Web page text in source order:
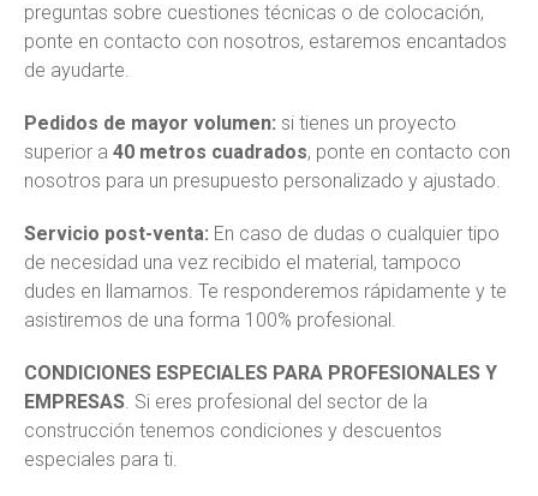
preguntas sobre cuestiones técnicas o de colocación,
ponte en contacto con nosotros, estaremos encantados
de ayudarte.
Pedidos de mayor volumen: si tienes un proyecto
superior a 40 metros cuadrados, ponte en contacto con
nosotros para un presupuesto personalizado y ajustado.
Servicio post-venta: En caso de dudas o cualquier tipo
de necesidad una vez recibido el material, tampoco
dudes en llamarnos. Te responderemos rápidamente y te
asistiremos de una forma 100% profesional.
CONDICIONES ESPECIALES PARA PROFESIONALES Y
EMPRESAS. Si eres profesional del sector de la
construcción tenemos condiciones y descuentos
especiales para ti.